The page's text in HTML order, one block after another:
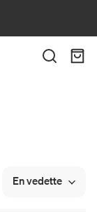
En vedette